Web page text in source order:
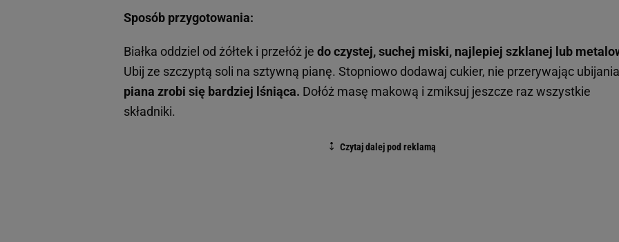
Sposób przygotowania:
Białka oddziel od żółtek i przełóż je do czystej, suchej miski, najlepiej szklanej lub
Ubij ze szczyptą soli na sztywną pianę. Stopniowo dodawaj cukier, nie przerywając
piana zrobi się bardziej lśniąca. Dołóż masę makową i zmiksuj jeszcze raz wszystkie
składniki.